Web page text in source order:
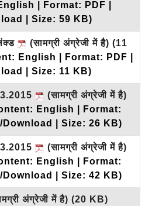
| Format: PDF |
| Size: 59 KB)
(सामग्री अंग्रेजी में है) (11
English | Format: PDF |
| Size: 11 KB)
(सामग्री अंग्रेजी में है)
English | Format:
Download | Size: 26 KB)
(सामग्री अंग्रेजी में है)
English | Format:
Download | Size: 42 KB)
अंग्रेजी में है) (20 KB)